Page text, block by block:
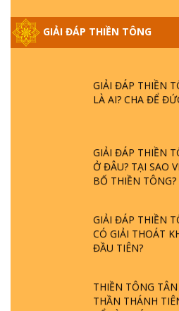
GIẢI ĐÁP THIỀN TÔNG
- BÁC NGUYỄN
DO ĐÂU MÀ CÓ?
LÀ AI? CHA ĐỂ
Ở ĐÂU? TẠI SAO
BỐ THIỀN TÔNG?
CÓ GIẢI THOÁT
ĐẦU TIÊN?
THẦN THÁNH
ĐỂ LÀM SÚC